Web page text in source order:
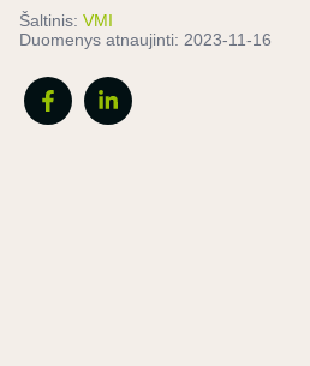
Šaltinis: VMI
Duomenys atnaujinti: 2023-11-16